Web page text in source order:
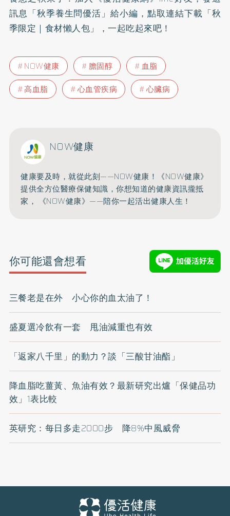
訊息「秋季養生問優活」給小編，點取連結下載「秋
季限定｜食材懶人包」，一起吃起來吧！
NOW健康 膽固醇
血脂
高血脂
心血管疾病 心臟病
NOW健康
健康要及時，就從此刻——NOW健康！《NOW健康》
提供全方位醫療保健知識，你想知道的健康資訊攏抵
家， 《NOW健康》——陪你一起活出健康人生！
你可能還會想看
三餐老是在外 小心你的血太油了！
盛夏選冷飲有一套 甩油減重也有效
「返家八千里」的動力？談「三酸甘油酯」
降血脂吃薑黃、魚油有效？最新研究出爐「保健品功
效」1表比較
英研究：每日多走2000步 降8%中風威脅